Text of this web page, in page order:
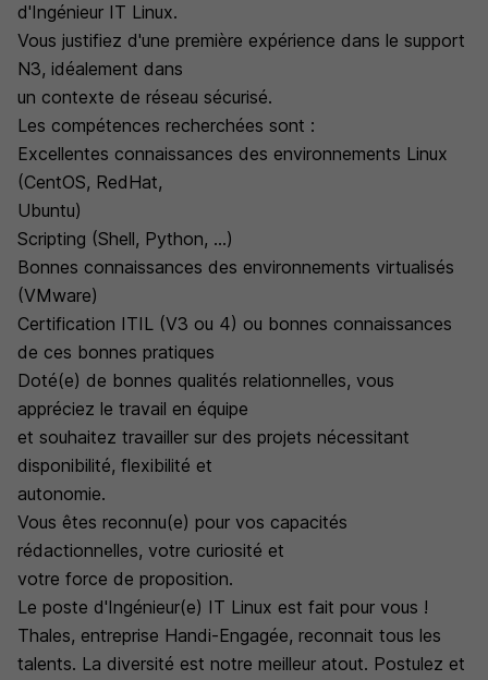
d'Ingénieur IT Linux.
Vous justifiez d'une première expérience dans le support
N3, idéalement dans
un contexte de réseau sécurisé.
Les compétences recherchées sont :
Excellentes connaissances des environnements Linux
(CentOS, RedHat,
Ubuntu)
Scripting (Shell, Python, ...)
Bonnes connaissances des environnements virtualisés
(VMware)
Certification ITIL (V3 ou 4) ou bonnes connaissances
de ces bonnes pratiques
Doté(e) de bonnes qualités relationnelles, vous
appréciez le travail en équipe
et souhaitez travailler sur des projets nécessitant
disponibilité, flexibilité et
autonomie.
Vous êtes reconnu(e) pour vos capacités
rédactionnelles, votre curiosité et
votre force de proposition.
Le poste d'Ingénieur(e) IT Linux est fait pour vous !
Thales, entreprise Handi-Engagée, reconnait tous les
talents. La diversité est notre meilleur atout. Postulez et